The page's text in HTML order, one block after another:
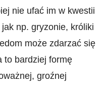
nie ufać im w kwestii
np. gryzonie, króliki
może zdarzać się
to bardziej formę
groźnej